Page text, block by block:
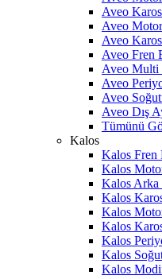
Aveo
Aveo
Aveo
Aveo Fren
Aveo Multi
Aveo
Aveo
Aveo Dış
Tümünü
Kalos
Kalos Fren
Kalos
Kalos Arka
Kalos
Kalos
Kalos
Kalos
Kalos
Kalos